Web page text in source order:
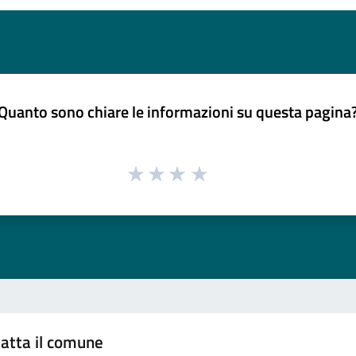
sono chiare le informazioni su questa
il comune